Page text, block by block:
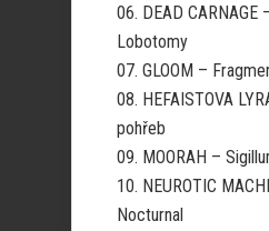
06. DEAD CARNAGE
Lobotomy
07. GLOOM –
08. HEFAISTOVA
pohřeb
09. MOORAH –
10. NEUROTIC
Nocturnal